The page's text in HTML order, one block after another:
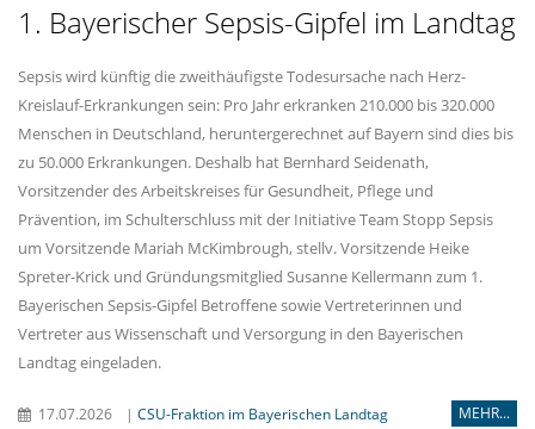
1. Bayerischer Sepsis-Gipfel im Landtag
Sepsis wird künftig die zweithäufigste Todesursache nach Herz-
Kreislauf-Erkrankungen sein: Pro Jahr erkranken 210.000 bis 320.000
Menschen in Deutschland, heruntergerechnet auf Bayern sind dies bis
zu 50.000 Erkrankungen. Deshalb hat Bernhard Seidenath,
Vorsitzender des Arbeitskreises für Gesundheit, Pflege und
Prävention, im Schulterschluss mit der Initiative Team Stopp Sepsis
um Vorsitzende Mariah McKimbrough, stellv. Vorsitzende Heike
Spreter-Krick und Gründungsmitglied Susanne Kellermann zum 1.
Bayerischen Sepsis-Gipfel Betroffene sowie Vertreterinnen und
Vertreter aus Wissenschaft und Versorgung in den Bayerischen
Landtag eingeladen.
17.07.2026 | CSU-Fraktion im Bayerischen Landtag MEHR...